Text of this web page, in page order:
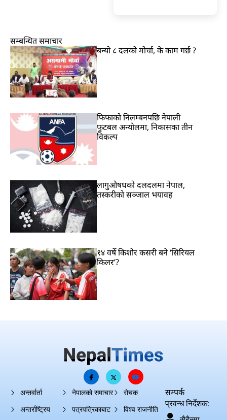
सम्बन्धित समाचार
बन्यो ८ दलको मोर्चा, के काम गर्छ ?
फिफाको निलम्बनपछि नेपाली
फुटबल अन्योलमा, निकासका तीन
विकल्प
लागुऔषधको दलदलमा नेपाल,
तस्करीको सञ्जाल भयावह
१४ वर्षे किशोर कसरी बने ‘सिरियल
किलर’?
अन्तर्वार्ता
अन्तर्राष्ट्रिय
नेपालको समाचार
पत्रपत्रिकाबाट
रोचक
विश्व राजनीति
सम्पर्क
प्रवन्ध निर्देशक: